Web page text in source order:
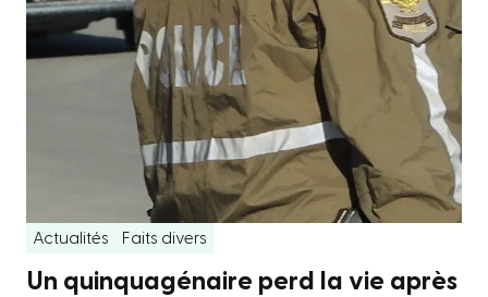
Actualités Faits divers
Un quinquagénaire perd la vie après